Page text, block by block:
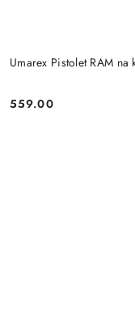
Umarex Pistolet RAM
Cena:
559.00